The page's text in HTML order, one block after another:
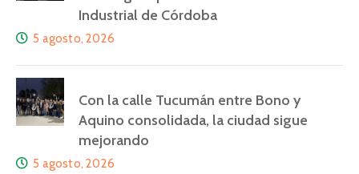
Industrial de Córdoba
5 agosto, 2026
Con la calle Tucumán entre Bono y
Aquino consolidada, la ciudad sigue
mejorando
5 agosto, 2026